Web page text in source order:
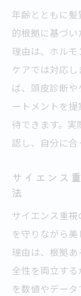
年齢とともに
的根拠に基づい
理由は、ホル
ケアでは対応し
ば、頭皮診断
ートメントを
待できます。
認し、自分に合
サイエンス
法
サイエンス重
を守りながら
理由は、根拠
全性を両立す
を数値やデー